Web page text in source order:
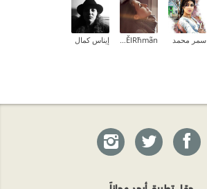
سمر محمد إيناس كمال